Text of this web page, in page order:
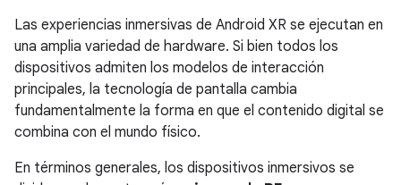
Las experiencias inmersivas de Android XR se ejecutan en
una amplia variedad de hardware. Si bien todos los
dispositivos admiten los modelos de interacción
principales, la tecnología de pantalla cambia
fundamentalmente la forma en que el contenido digital se
combina con el mundo físico.
En términos generales, los dispositivos inmersivos se